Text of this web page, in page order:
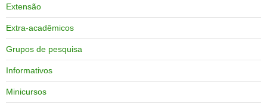
Extensão
Extra-acadêmicos
Grupos de pesquisa
Informativos
Minicursos